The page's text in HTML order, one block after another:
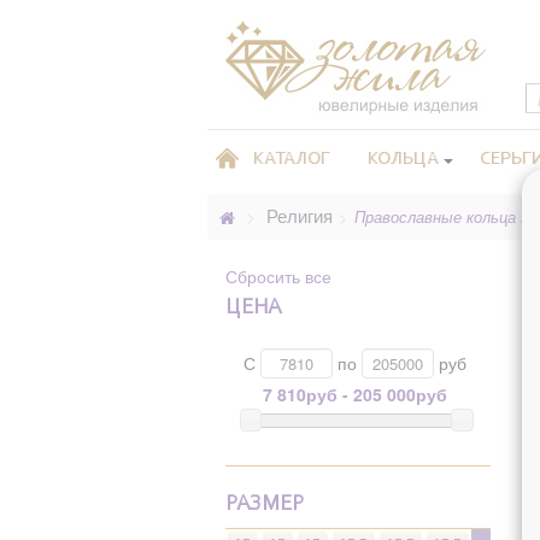
КАТАЛОГ КОЛЬЦА
Религия Православные кольца
Сбросить все
ЦЕНА
С по
руб
7 810руб - 205 000руб
РАЗМЕР